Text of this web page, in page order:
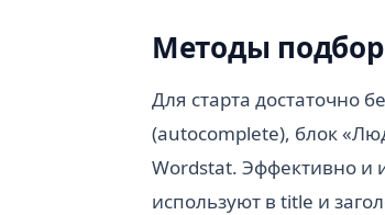
Методы
Для старта достаточно
(autocomplete), блок
Wordstat. Эффективно и
используют в title и